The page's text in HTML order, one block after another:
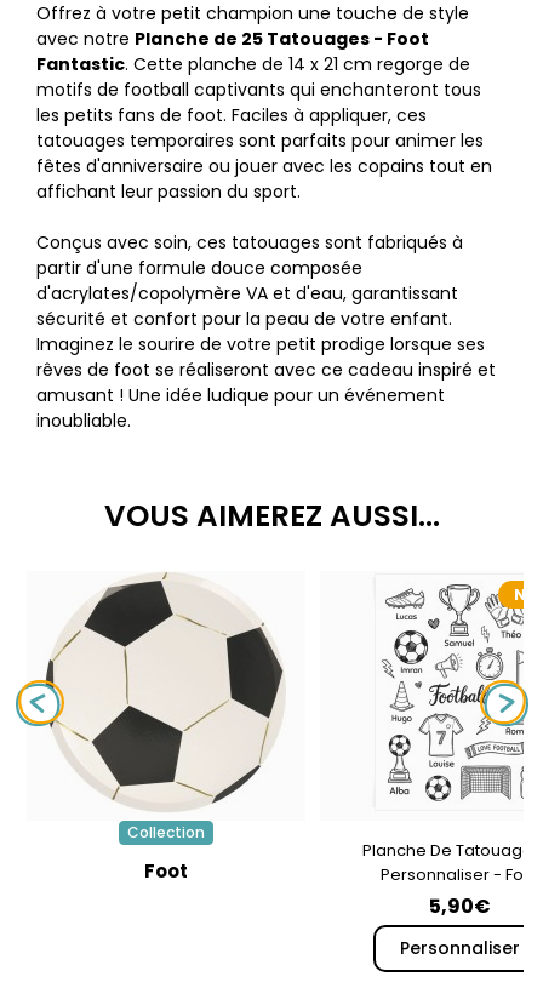
Offrez à votre petit champion une touche de style
avec notre Planche de 25 Tatouages - Foot
Fantastic. Cette planche de 14 x 21 cm regorge de
motifs de football captivants qui enchanteront tous
les petits fans de foot. Faciles à appliquer, ces
tatouages temporaires sont parfaits pour animer les
fêtes d'anniversaire ou jouer avec les copains tout en
affichant leur passion du sport.
Conçus avec soin, ces tatouages sont fabriqués à
partir d'une formule douce composée
d'acrylates/copolymère VA et d'eau, garantissant
sécurité et confort pour la peau de votre enfant.
Imaginez le sourire de votre petit prodige lorsque ses
rêves de foot se réaliseront avec ce cadeau inspiré et
amusant ! Une idée ludique pour un événement
inoubliable.
VOUS AIMEREZ AUSSI...
Collection
Foot
Planche De
Personnaliser - Foot
5,90€
Personnaliser